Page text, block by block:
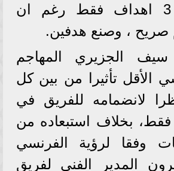
احرز خلالها 3 اهداف فقط رغم ان
صريح ، وصنع هدفين.
سيف الجزيري المهاجم
الأقل تأثيرا من بين كل
لانضمامه للفريق في
فقط، بخلاف استبعاده من
وفقا لرؤية الفرنسي
المدير الفني لفريق